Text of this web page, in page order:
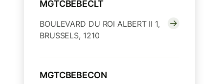
MGTCBEBECLT
BOULEVARD DU ROI ALBERT II 1,
BRUSSELS, 1210
MGTCBEBECON